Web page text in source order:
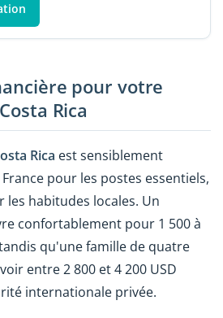
pour votre
Rica
Rica est sensiblement
pour les postes essentiels,
habitudes locales. Un
confortablement pour 1 500 à
qu'une famille de quatre
entre 2 800 et 4 200 USD
internationale privée.